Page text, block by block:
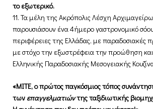
το εξωτερικό.
11. Τα μέλη της Ακρόπολις Λέσχη
παρουσιάσουν ένα 4ήμερο γαστρονομικό
περιφέρειες της Ελλάδας, με παραδοσιακές
με στόχο την εξωστρέφεια την προώθηση
Ελληνικής Παραδοσιακής Μεσογειακής
«ΜΙΤΕ, ο πρώτος παγκόσμιος τόπος
των επαγγελματιώντης ταξιδιωτικής